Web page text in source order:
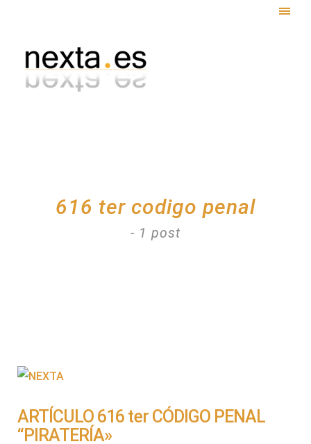
616 ter codigo penal
- 1 post
ARTÍCULO 616 ter CÓDIGO PENAL
“PIRATERÍA»